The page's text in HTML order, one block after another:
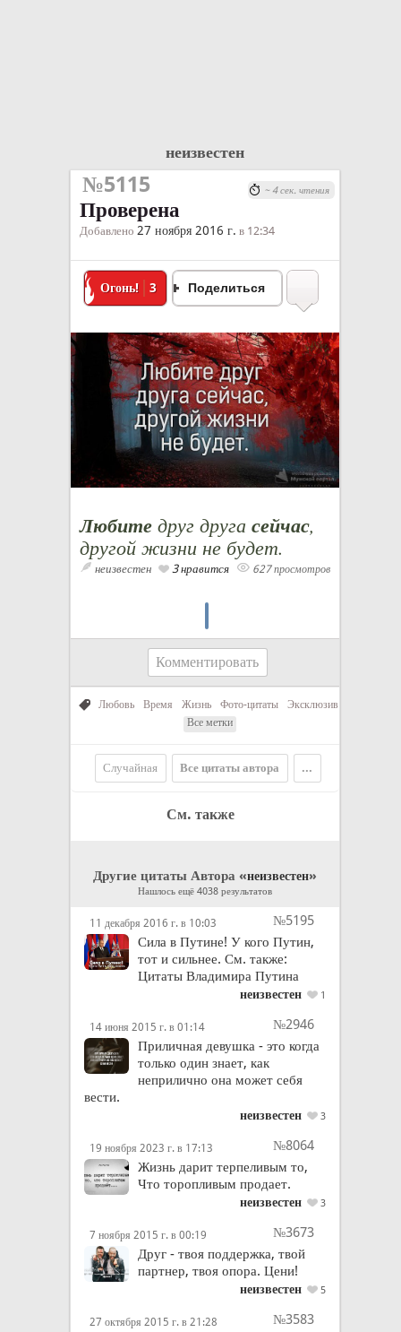
неизвестен
№5115
Проверена
Добавлено 27 ноября 2016 г. в 12:34
Огонь! 3 Поделиться
Любите друг друга сейчас,
другой жизни не будет.
неизвестен 3 нравится 627 просмотров
~ 4 сек. чтения
Комментировать
Любовь Время Жизнь Фото-цитаты
Эксклюзив
Все метки
Случайная Все цитаты автора ...
См. также
Другие цитаты Автора «неизвестен»
Нашлось ещё 4038 результатов
11 декабря 2016 г. в 10:03
№5195
Сила в Путине! У кого Путин,
тот и сильнее. См. также:
Цитаты Владимира Путина
неизвестен 1
14 июня 2015 г. в 01:14
№2946
Приличная девушка - это когда
только один знает, как
неприлично она может себя
вести.
неизвестен 3
19 ноября 2023 г. в 17:13
№8064
Жизнь дарит терпеливым то,
Что торопливым продает.
неизвестен 3
7 ноября 2015 г. в 00:19
№3673
Друг - твоя поддержка, твой
партнер, твоя опора. Цени!
неизвестен 5
27 октября 2015 г. в 21:28
№3583